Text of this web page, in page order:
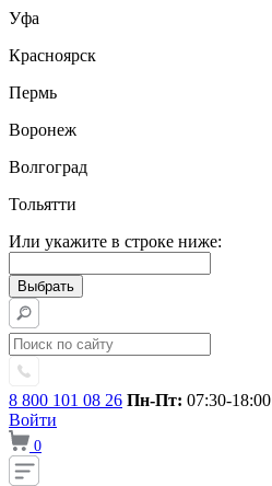
Уфа
Красноярск
Пермь
Воронеж
Волгоград
Тольятти
Или укажите в строке ниже:
8 800 101 08 26 Пн-Пт: 07:30-18:00
Войти
0